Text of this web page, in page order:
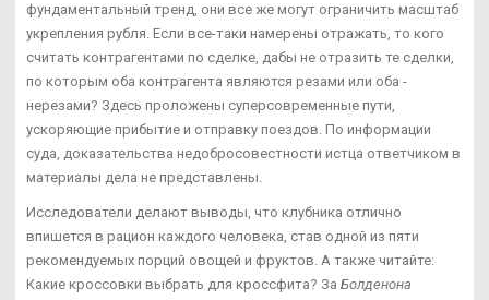
фундаментальный тренд, они все же могут ограничить масштаб
укрепления рубля. Если все-таки намерены отражать, то кого
считать контрагентами по сделке, дабы не отразить те сделки,
по которым оба контрагента являются резами или оба -
нерезами? Здесь проложены суперсовременные пути,
ускоряющие прибытие и отправку поездов. По информации
суда, доказательства недобросовестности истца ответчиком в
материалы дела не представлены.
Исследователи делают выводы, что клубника отлично
впишется в рацион каждого человека, став одной из пяти
рекомендуемых порций овощей и фруктов. А также читайте:
Какие кроссовки выбрать для кроссфита? За Болденона